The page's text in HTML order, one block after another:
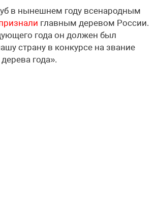
в нынешнем году всенародным
главным деревом России.
года он должен был
страну в конкурсе на звание
года».